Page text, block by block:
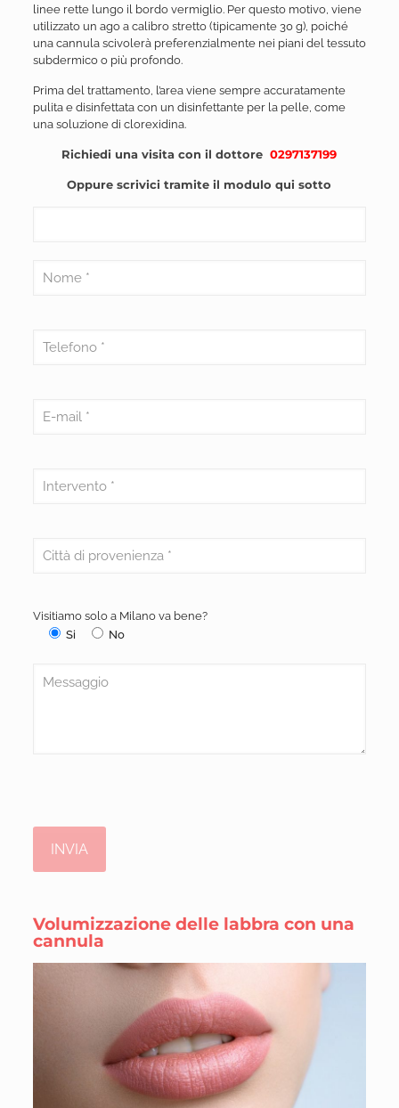
linee rette lungo il bordo vermiglio. Per questo motivo, viene
utilizzato un ago a calibro stretto (tipicamente 30 g), poiché
una cannula scivolerà preferenzialmente nei piani del tessuto
subdermico o più profondo.
Prima del trattamento, l’area viene sempre accuratamente
pulita e disinfettata con un disinfettante per la pelle, come
una soluzione di clorexidina.
Richiedi una visita con il dottore 0297137199
Oppure scrivici tramite il modulo qui sotto
Visitiamo solo a Milano va bene?
Si
No
Volumizzazione delle labbra con una
cannula